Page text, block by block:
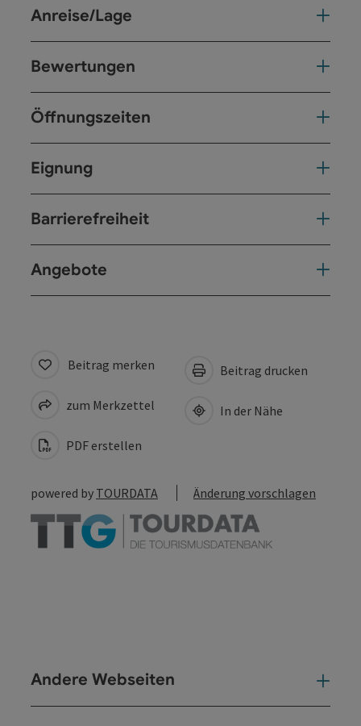
Anreise/Lage
Bewertungen
Öffnungszeiten
Eignung
Barrierefreiheit
Angebote
Beitrag merken
zum Merkzettel
PDF erstellen
Beitrag drucken
In der Nähe
powered by TOURDATA Änderung vorschlagen
Andere Webseiten